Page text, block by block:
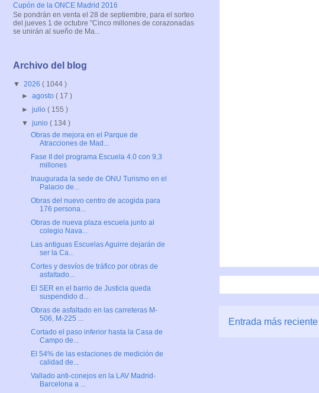
Entrada más reciente
Cupón de la ONCE Madrid 2016
Se pondrán en venta el 28 de septiembre, para el sorteo
del jueves 1 de octubre "Cinco millones de corazonadas
se unirán al sueño de Ma...
Archivo del blog
▼ 2026 ( 1044 )
►agosto( 17 )
►julio( 155 )
▼junio( 134 )
Obras de mejora en el Parque de
Atracciones de Mad...
Fase II del programa Escuela 4.0 con 9,3
millones
Inaugurada la sede de ONU Turismo en el
Palacio de...
Obras del nuevo centro de acogida para
176 persona...
Obras de nueva plaza escuela junto al
colegio Nava...
Las antiguas Escuelas Aguirre dejarán de
ser la Ca...
Cortes y desvíos de tráfico por obras de
asfaltado...
El SER en el barrio de Justicia queda
suspendido d...
Obras de asfaltado en las carreteras M-
506, M-225 ...
Cortado el paso inferior hasta la Casa de
Campo de...
El 54% de las estaciones de medición de
calidad de...
Vallado anti-conejos en la LAV Madrid-
Barcelona a ...